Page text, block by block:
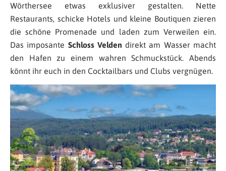
Wörthersee etwas exklusiver gestalten. Nette
Restaurants, schicke Hotels und kleine Boutiquen zieren
die schöne Promenade und laden zum Verweilen ein.
Das imposante Schloss Velden direkt am Wasser macht
den Hafen zu einem wahren Schmuckstück. Abends
könnt ihr euch in den Cocktailbars und Clubs vergnügen.